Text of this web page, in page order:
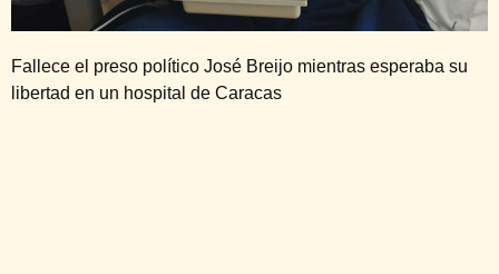
Fallece el preso político José Breijo mientras esperaba su
libertad en un hospital de Caracas